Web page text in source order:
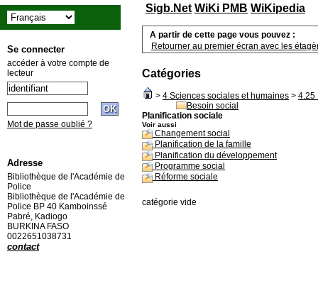
Sigb.Net WiKi PMB WiKipedia
A partir de cette page vous pouvez :
Retourner au premier écran avec les
Catégories
> 4 Sciences sociales et humaines > 4.25
Besoin social
Planification sociale
Voir aussi
Changement social
Planification de la famille
Planification du développement
Programme social
Réforme sociale
catégorie vide
Se connecter
accéder à votre compte de
lecteur
Mot de passe oublié ?
Adresse
Bibliothèque de l'Académie de
Police
Bibliothèque de l'Académie de
Police BP 40 Kamboinssé
Pabré, Kadiogo
BURKINA FASO
0022651038731
contact